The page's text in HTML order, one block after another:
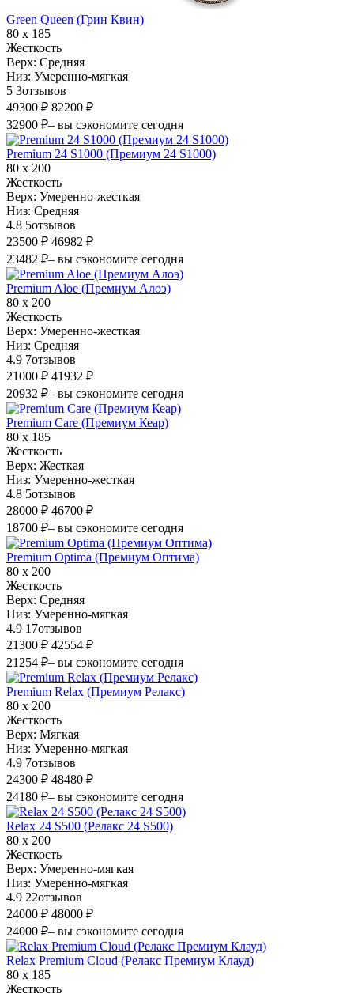
Green Queen (Грин Квин)
80 х 185
Жесткость
Верх: Средняя
Низ: Умеренно-мягкая
5 3отзывов
49300 ₽ 82200 ₽
32900 ₽– вы сэкономите сегодня
Premium 24 S1000 (Премиум 24 S1000)
80 х 200
Жесткость
Верх: Умеренно-жесткая
Низ: Средняя
4.8 5отзывов
23500 ₽ 46982 ₽
23482 ₽– вы сэкономите сегодня
Premium Aloe (Премиум Алоэ)
80 х 200
Жесткость
Верх: Умеренно-жесткая
Низ: Средняя
4.9 7отзывов
21000 ₽ 41932 ₽
20932 ₽– вы сэкономите сегодня
Premium Care (Премиум Кеар)
80 х 185
Жесткость
Верх: Жесткая
Низ: Умеренно-жесткая
4.8 5отзывов
28000 ₽ 46700 ₽
18700 ₽– вы сэкономите сегодня
Premium Optima (Премиум Оптима)
80 х 200
Жесткость
Верх: Средняя
Низ: Умеренно-мягкая
4.9 17отзывов
21300 ₽ 42554 ₽
21254 ₽– вы сэкономите сегодня
Premium Relax (Премиум Релакс)
80 х 200
Жесткость
Верх: Мягкая
Низ: Умеренно-мягкая
4.9 7отзывов
24300 ₽ 48480 ₽
24180 ₽– вы сэкономите сегодня
Relax 24 S500 (Релакс 24 S500)
80 х 200
Жесткость
Верх: Умеренно-мягкая
Низ: Умеренно-мягкая
4.9 22отзывов
24000 ₽ 48000 ₽
24000 ₽– вы сэкономите сегодня
Relax Premium Cloud (Релакс Премиум Клауд)
80 х 185
Жесткость